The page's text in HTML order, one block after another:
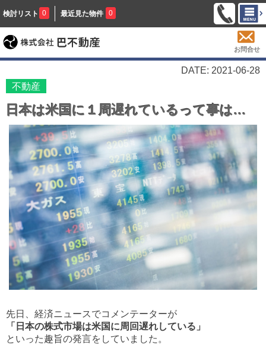
検討リスト 0 最近見た物件 0
お問合せ
DATE: 2021-06-28
不動産
日本は米国に１周遅れているって事は…
先日、経済ニュースでコメンテーターが
「日本の株式市場は米国に周回遅れしている」
といった趣旨の発言をしていました。